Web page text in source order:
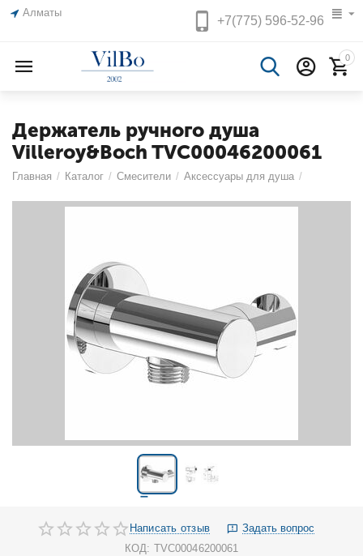
Алматы
+7(775)596-52-96
0
Держатель ручного душа
Villeroy&Boch TVC00046200061
Главная / Каталог / Смесители / Аксессуары для душа /
Написать отзыв
Задать вопрос
КОД: TVC00046200061